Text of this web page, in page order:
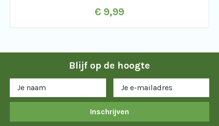
€ 9,99
Blijf op de hoogte
Inschrijven